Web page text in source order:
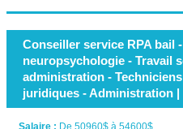
Conseiller service RPA bail
neuropsychologie - Travail
administration -
juridiques - Administration
Salaire : De 50960$ à 54600$